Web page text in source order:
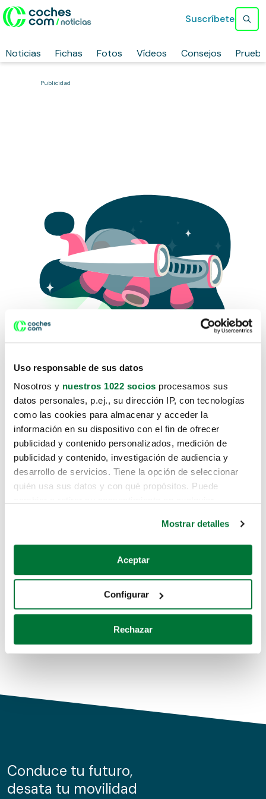
Uso responsable de sus datos
Nosotros y nuestros 1022 socios procesamos sus
datos personales, p.ej., su dirección IP, con tecnologías
como las cookies para almacenar y acceder la
información en su dispositivo con el fin de ofrecer
publicidad y contenido personalizados, medición de
publicidad y contenido, investigación de audiencia y
desarrollo de servicios. Tiene la opción de seleccionar
quién usa sus datos y con qué propósitos. Puede
Si lo permite, también quisiéramos:
Recopilar información sobre su ubicación geográfica
Identificar su dispositivo analizándolo activamente
para buscar características específicas (huellas
Obtenga más información sobre cómo se procesan sus
de cookies.
información sobre el uso que haga del sitio web con
nuestros partners de redes sociales, publicidad y análisis
Mostrar detalles
Aceptar
Configurar
Rechazar
Noticias Fichas Fotos Vídeos Consejos
Suscríbete
Publicidad
Lo sentimos, no sabemos como
te hemos traido hasta aquí.
Pero puedes encontrar el coche que estás
buscando en alguno de estos enlaces:
Coches de segunda mano
Coches de km0
Conduce tu futuro,
desata tu movilidad